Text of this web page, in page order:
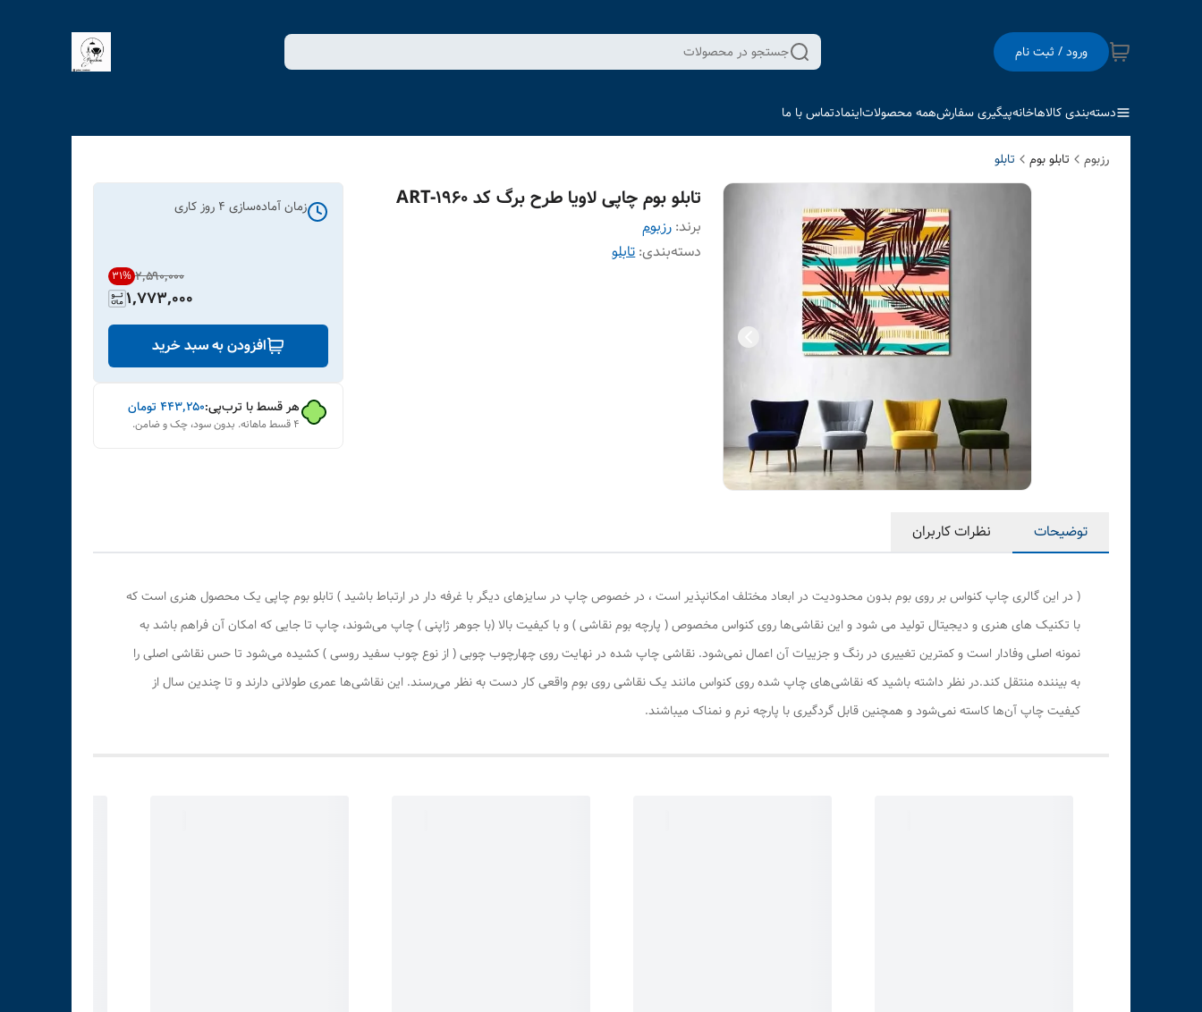
ورود / ثبت نام جستجو در محصولات
دسته‌بندی کالاهاخانهپیگیری سفارشهمه محصولاتاینمادتماس با ما
رزبوم تابلو بوم تابلو
تابلو بوم چاپی لاویا طرح برگ کد ART-1960
برند: رزبوم
دسته‌بندی:تابلو
زمان آماده‌سازی 4 روز کاری
۲٬۵۹۰٬۰۰۰ 31%
1,773,000
افزودن به سبد خرید
هر قسط با ترب‌پی:۴۴۳٬۲۵۰ تومان
۴ قسط ماهانه. بدون سود، چک و ضامن.
توضیحات نظرات کاربران
( در این گالری چاپ کنواس بر روی بوم بدون محدودیت در ابعاد مختلف امکانپذیر است ، در خصوص چاپ در سایزهای دیگر با غرفه دار در ارتباط باشید ) تابلو بوم چاپی یک محصول هنری است که
با تکنیک های هنری و دیجیتال تولید می شود و این نقاشی‌ها روی کنواس مخصوص ( پارچه بوم نقاشی ) و با کیفیت بالا (با جوهر ژاپنی ) چاپ می‌شوند، چاپ تا جایی که امکان آن فراهم باشد به
نمونه اصلی وفادار است و کمترین تغییری در رنگ و جزییات آن اعمال نمی‌شود. نقاشی چاپ شده در نهایت روی چهارچوب چوبی ( از نوع چوب سفید روسی ) کشیده می‌شود تا حس نقاشی اصلی را
به بیننده منتقل کند.در نظر داشته باشید که نقاشی‌های چاپ شده روی کنواس مانند یک نقاشی روی بوم واقعی کار دست به نظر می‌رسند. این نقاشی‌ها عمری طولانی دارند و تا چندین سال از
کیفیت چاپ آن‌ها کاسته نمی‌شود و همچنین قابل گردگیری با پارچه نرم و نمناک میباشند.